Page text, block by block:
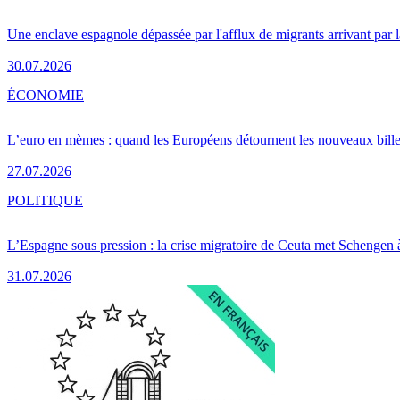
Une enclave espagnole dépassée par l'afflux de migrants arrivant par
30.07.2026
L’euro en mèmes : quand les Européens détournent les nouveaux
27.07.2026
ÉCONOMIE
L’Espagne sous pression : la crise migratoire de Ceuta met Schengen
31.07.2026
POLITIQUE